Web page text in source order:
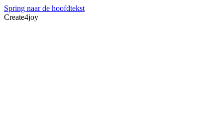
Spring naar de hoofdtekst
Create4joy